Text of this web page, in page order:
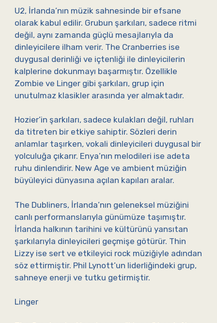
U2, İrlanda’nın müzik sahnesinde bir efsane
olarak kabul edilir. Grubun şarkıları, sadece ritmi
değil, aynı zamanda güçlü mesajlarıyla da
dinleyicilere ilham verir. The Cranberries ise
duygusal derinliği ve içtenliği ile dinleyicilerin
kalplerine dokunmayı başarmıştır. Özellikle
Zombie ve Linger gibi şarkıları, grup için
unutulmaz klasikler arasında yer almaktadır.
Hozier’in şarkıları, sadece kulakları değil, ruhları
da titreten bir etkiye sahiptir. Sözleri derin
anlamlar taşırken, vokali dinleyicileri duygusal bir
yolculuğa çıkarır. Enya’nın melodileri ise adeta
ruhu dinlendirir. New Age ve ambient müziğin
büyüleyici dünyasına açılan kapıları aralar.
The Dubliners, İrlanda’nın geleneksel müziğini
canlı performanslarıyla günümüze taşımıştır.
İrlanda halkının tarihini ve kültürünü yansıtan
şarkılarıyla dinleyicileri geçmişe götürür. Thin
Lizzy ise sert ve etkileyici rock müziğiyle adından
söz ettirmiştir. Phil Lynott’un liderliğindeki grup,
sahneye enerji ve tutku getirmiştir.
Linger